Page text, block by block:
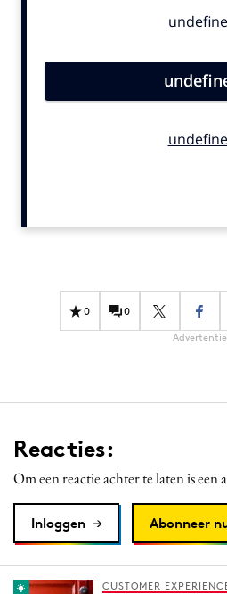
Customer Experience
Programmatic
Reputatie & crisis
0 0
Advertentie
Reacties:
Om een reactie achter te laten is een
Inloggen Abonneer
CUSTOMER